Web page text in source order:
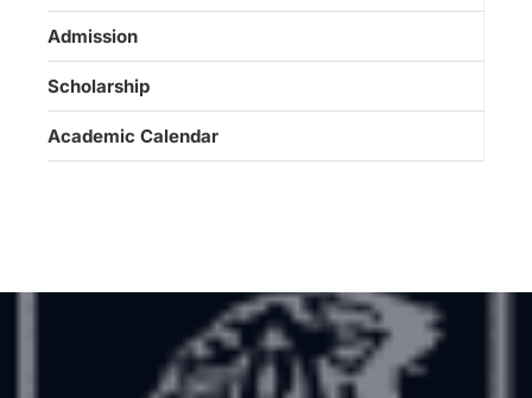
Admission
Scholarship
Academic Calendar